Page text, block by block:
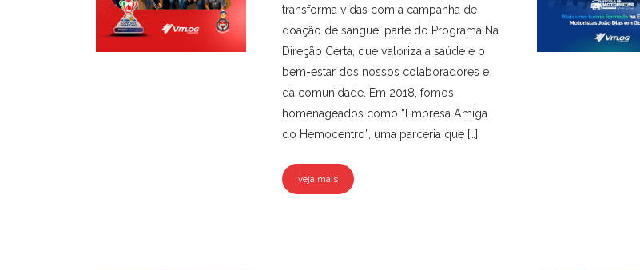
transforma vidas com a campanha de
doação de sangue, parte do Programa Na
Direção Certa, que valoriza a saúde e o
bem-estar dos nossos colaboradores e
da comunidade. Em 2018, fomos
homenageados como “Empresa Amiga
do Hemocentro”, uma parceria que […]
veja mais